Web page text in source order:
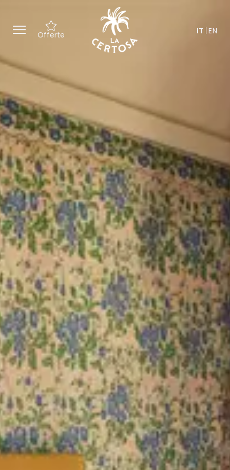
IT EN
Offerte
Offerte esclusive ed esperienze
su misura, tra cultura e
benessere.
Un’accoglienza speciale con un
regalo ispirato alla Certosa.
Un team dedicato a
personalizzare ogni dettaglio del
soggiorno.
Accesso ai nostri spazi per
momenti di relax nel cuore della
Toscana.